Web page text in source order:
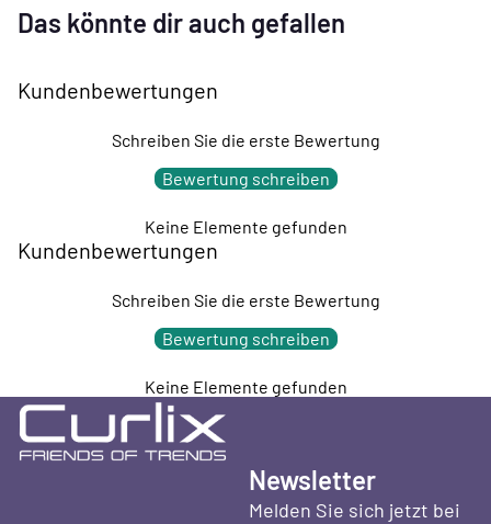
Das könnte dir auch gefallen
Kundenbewertungen
Schreiben Sie die erste Bewertung
Bewertung schreiben
Keine Elemente gefunden
Kundenbewertungen
Schreiben Sie die erste Bewertung
Bewertung schreiben
Keine Elemente gefunden
Newsletter
Melden Sie sich jetzt bei